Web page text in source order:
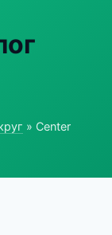
» Center